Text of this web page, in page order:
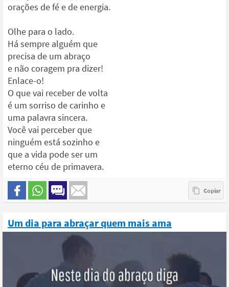
orações de fé e de energia.
Olhe para o lado.
Há sempre alguém que
precisa de um abraço
e não coragem pra dizer!
Enlace-o!
O que vai receber de volta
é um sorriso de carinho e
uma palavra sincera.
Você vai perceber que
ninguém está sozinho e
que a vida pode ser um
eterno céu de primavera.
Um dia para abraçar quem mais ama